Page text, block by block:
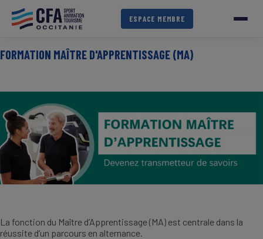
contenu
ESPACE MEMBRE
FORMATION MAÎTRE D'APPRENTISSAGE (MA)
La fonction du Maître d’Apprentissage (MA) est centrale dans la
réussite d’un parcours en alternance.